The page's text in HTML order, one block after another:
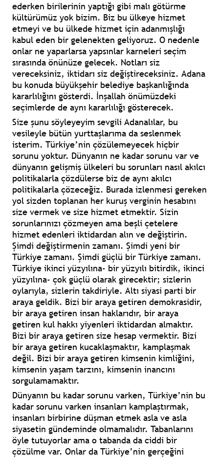
ederken birilerinin yaptığı gibi malı götürme
kültürümüz yok bizim. Biz bu ülkeye hizmet
etmeyi ve bu ülkede hizmet için adanmışlığı
kabul eden bir gelenekten geliyoruz. O nedenle
onlar ne yaparlarsa yapsınlar karneleri seçim
sırasında önünüze gelecek. Notları siz
vereceksiniz, iktidarı siz değiştireceksiniz. Adana
bu konuda büyükşehir belediye başkanlığında
kararlılığını gösterdi. İnşallah önümüzdeki
seçimlerde de aynı kararlılığı gösterecek.
Size şunu söyleyeyim sevgili Adanalılar, bu
vesileyle bütün yurttaşlarıma da seslenmek
isterim. Türkiye’nin çözülemeyecek hiçbir
sorunu yoktur. Dünyanın ne kadar sorunu var ve
dünyanın gelişmiş ülkeleri bu sorunları nasıl akılcı
politikalarla çözdülerse biz de aynı akılcı
politikalarla çözeceğiz. Burada izlenmesi gereken
yol sizden toplanan her kuruş verginin hesabını
size vermek ve size hizmet etmektir. Sizin
sorunlarınızı çözmeyen ama beşli çetelere
hizmet edenleri iktidardan alın ve değiştirin.
Şimdi değiştirmenin zamanı. Şimdi yeni bir
Türkiye zamanı. Şimdi güçlü bir Türkiye zamanı.
Türkiye ikinci yüzyılına- bir yüzyılı bitirdik, ikinci
yüzyılına- çok güçlü olarak girecektir; sizlerin
oylarıyla, sizlerin takdiriyle. Altı siyasi parti bir
araya geldik. Bizi bir araya getiren demokrasidir,
bir araya getiren insan haklarıdır, bir araya
getiren kul hakkı yiyenleri iktidardan almaktır.
Bizi bir araya getiren size hesap vermektir. Bizi
bir araya getiren kucaklaşmaktır, kamplaşmak
değil. Bizi bir araya getiren kimsenin kimliğini,
kimsenin yaşam tarzını, kimsenin inancını
sorgulamamaktır.
Dünyanın bu kadar sorunu varken, Türkiye’nin bu
kadar sorunu varken insanları kamplaştırmak,
insanları birbirine düşman etmek asla ve asla
siyasetin gündeminde olmamalıdır. Tabanlarını
öyle tutuyorlar ama o tabanda da ciddi bir
çözülme var. Onlar da Türkiye’nin gerçeğini